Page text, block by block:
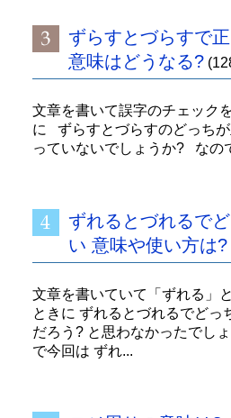
ずらすとづらすで
意味はどうなる?
文章を書いて誤字のチェック
に ずらすとづらすのどっち
っていないでしょうか? なの
ずれるとづれるで
い 意味や使い方は?
文章を書いていて「ずれる」
ときに ずれるとづれるでどっ
だろう? と思わなかったでし
で今回は ずれ...